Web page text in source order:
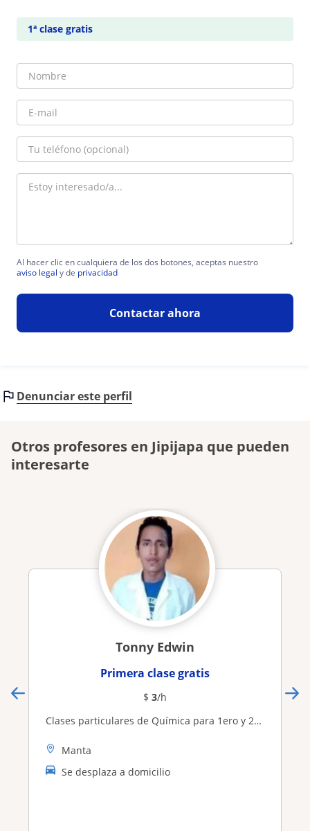
1ª clase gratis
Al hacer clic en cualquiera de los dos botones, aceptas nuestro
aviso legal y de privacidad
Contactar ahora
Denunciar este perfil
Otros profesores en Jipijapa que pueden
interesarte
Tonny Edwin
Primera clase gratis
$ 3/h
Clases particulares de Química para 1ero y 2do de bachillerato
Manta
Se desplaza a domicilio